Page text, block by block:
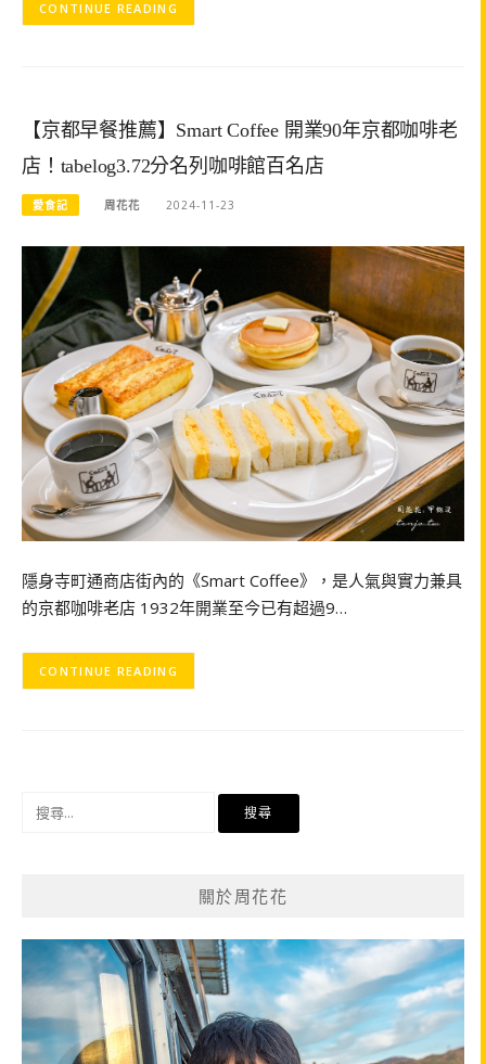
CONTINUE READING
【京都早餐推薦】Smart Coffee 開業90年京都咖啡老
店！tabelog3.72分名列咖啡館百名店
愛食記 周花花 2024-11-23
隱身寺町通商店街內的《Smart Coffee》，是人氣與實力兼具
的京都咖啡老店 1932年開業至今已有超過9…
CONTINUE READING
關於周花花